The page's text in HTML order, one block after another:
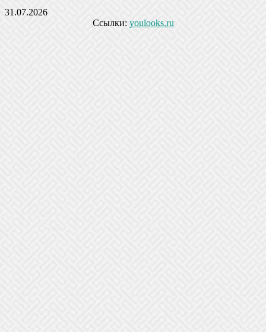
31.07.2026
Ссылки: youlooks.ru